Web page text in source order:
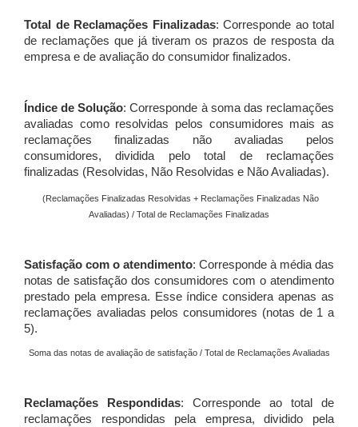
Total de Reclamações Finalizadas: Corresponde ao total
de reclamações que já tiveram os prazos de resposta da
empresa e de avaliação do consumidor finalizados.
Índice de Solução: Corresponde à soma das reclamações
avaliadas como resolvidas pelos consumidores mais as
reclamações finalizadas não avaliadas pelos
consumidores, dividida pelo total de reclamações
finalizadas (Resolvidas, Não Resolvidas e Não Avaliadas).
(Reclamações Finalizadas Resolvidas + Reclamações Finalizadas Não
Avaliadas) / Total de Reclamações Finalizadas
Satisfação com o atendimento: Corresponde à média das
notas de satisfação dos consumidores com o atendimento
prestado pela empresa. Esse índice considera apenas as
reclamações avaliadas pelos consumidores (notas de 1 a
5).
Soma das notas de avaliação de satisfação / Total de Reclamações Avaliadas
Reclamações Respondidas: Corresponde ao total de
reclamações respondidas pela empresa, dividido pela